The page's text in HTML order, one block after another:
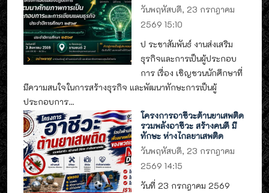
วันพฤหัสบดี, 23 กรกฎาคม
2569 15:10
ป ระชาสัมพันธ์ งานส่งเสริม
ธุรกิจและการเป็นผู้ประกอบ
การ เรื่อง เชิญชวนนักศึกษาที่
มีความสนใจในการสร้างธุรกิจ และพัฒนาทักษะการเป็นผู้
ประกอบการ...
โครงการอาชีวะต้านยาเสพติด
รวมพลังอาชีวะ สร้างคนดี มี
ทักษะ ห่างไกลยาเสพติด
วันพฤหัสบดี, 23 กรกฎาคม
2569 14:15
วันที่ 23 กรกฎาคม 2569